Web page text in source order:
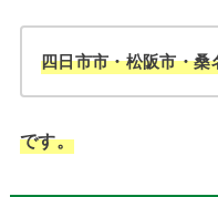
四日市市・松阪市・桑
です。